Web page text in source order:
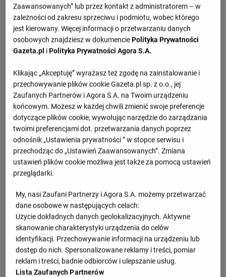
Miedź Legnica
- : -
05.09, 15:00 Chrobry Głogów
Zobacz więcej
Betclic 1 Liga - Betclic 1. Liga
1 Pogoń Grodzisk Mazowiecki
2 Polonia Warszawa
3 Arka Gdynia
Warta Poznań
Zobacz więcej
Zaawansowanych” lub przez kontakt z administratorem – w
zależności od zakresu sprzeciwu i podmiotu, wobec którego
jest kierowany. Więcej informacji o przetwarzaniu danych
osobowych znajdziesz w dokumenciePolityka Prywatności
Gazeta.pl iPolityka Prywatności Agora S.A.
Klikając „Akceptuję” wyrażasz też zgodę na zainstalowanie i
przechowywanie plików cookie Gazeta.pl sp. z o.o., jej
Zaufanych Partnerów i Agora S.A. na Twoim urządzeniu
końcowym. Możesz w każdej chwili zmienić swoje preferencje
dotyczące plików cookie, wywołując narzędzie do zarządzania
twoimi preferencjami dot. przetwarzania danych poprzez
odnośnik „Ustawienia prywatności ” w stopce serwisu i
przechodząc do „Ustawień Zaawansowanych”. Zmiana
ustawień plików cookie możliwa jest także za pomocą ustawień
przeglądarki.
My, nasi Zaufani Partnerzy i Agora S.A. możemy przetwarzać
dane osobowe w następujących celach:
Użycie dokładnych danych geolokalizacyjnych. Aktywne
skanowanie charakterystyki urządzenia do celów
identyfikacji. Przechowywanie informacji na urządzeniu lub
dostęp do nich. Spersonalizowane reklamy i treści, pomiar
reklam i treści, badnie odbiorców i ulepszanie usług.
Lista Zaufanych Partnerów